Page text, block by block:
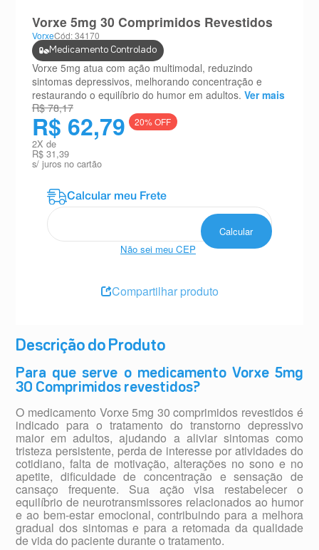
Descrição do Produto
Para que serve o medicamento Vorxe 5mg
30 Comprimidos revestidos?
O medicamento Vorxe 5mg 30 comprimidos revestidos é
indicado para o tratamento do transtorno depressivo
maior em adultos, ajudando a aliviar sintomas como
tristeza persistente, perda de interesse por atividades do
cotidiano, falta de motivação, alterações no sono e no
apetite, dificuldade de concentração e sensação de
cansaço frequente. Sua ação visa restabelecer o
equilíbrio de neurotransmissores relacionados ao humor
e ao bem-estar emocional, contribuindo para a melhora
gradual dos sintomas e para a retomada da qualidade
de vida do paciente durante o tratamento.
Vorxe 5mg 30 Comprimidos Revestidos
VorxeCód: 34170
Medicamento Controlado
Vorxe 5mg atua com ação multimodal, reduzindo
sintomas depressivos, melhorando concentração e
restaurando o equilíbrio do humor em adultos. Ver mais
R$ 78,17
R$ 62,79 20% OFF
2X de
R$ 31,39
s/ juros no cartão
Não sei meu CEP
Compartilhar produto
esmalte
10ºabsorvente